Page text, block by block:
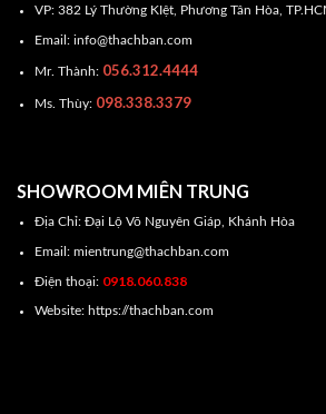
VP: 382 Lý Thường KIệt, Phương Tân Hòa,
Email: info@thachban.com
Mr. Thành:056.312.4444
Ms. Thùy: 098.338.3379
SHOWROOM MIÊN TRUNG
Địa Chỉ: Đại Lộ Võ Nguyên Giáp, Khánh Hòa
Email: mientrung@thachban.com
Điện thoại: 0918.060.838
Website: https://thachban.com